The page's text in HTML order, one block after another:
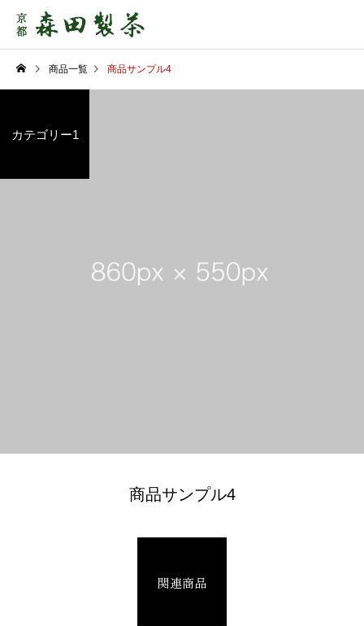
商品一覧 商品サンプル4
カテゴリー1
商品サンプル4
関連商品